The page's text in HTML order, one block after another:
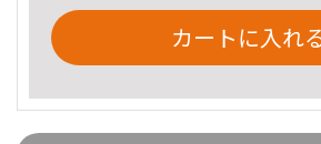
カートに入れ